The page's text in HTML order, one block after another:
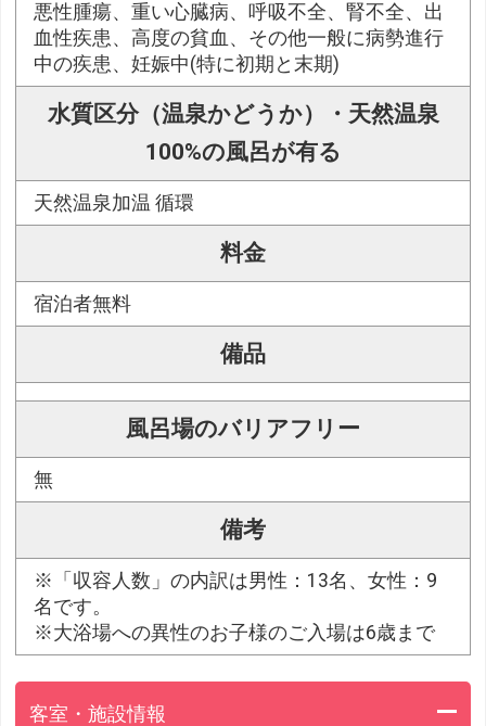
悪性腫瘍、重い心臓病、呼吸不全、腎不全、出
血性疾患、高度の貧血、その他一般に病勢進行
中の疾患、妊娠中(特に初期と末期)
水質区分（温泉かどうか）・天然温泉
100%の風呂が有る
天然温泉加温 循環
料金
宿泊者無料
備品
風呂場のバリアフリー
無
備考
※「収容人数」の内訳は男性：13名、女性：9
名です。
※大浴場への異性のお子様のご入場は6歳まで
客室・施設情報